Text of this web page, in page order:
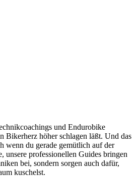
und Endurobike
Bikerherz höher schlagen läßt. Und das
wenn du gerade gemütlich auf der
unsere professionellen Guides bringen
bei, sondern sorgen auch dafür,
kuschelst.